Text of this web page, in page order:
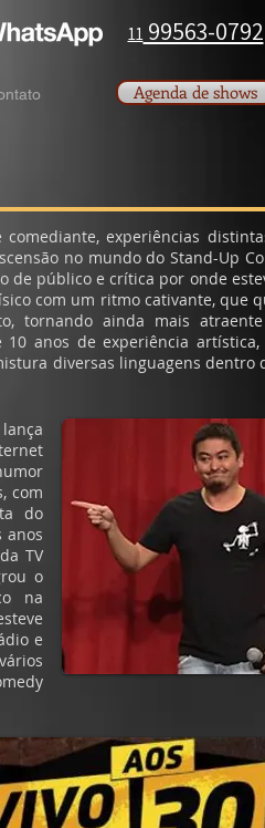
1199563-0792​
Agenda de shows
experiências
no mundo do Stand-Up
de público e crítica por onde
com um ritmo cativante, que
tornando ainda mais
10 anos de experiência
diversas linguagens dentro
com
do
anos
TV
o
na
e